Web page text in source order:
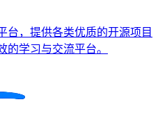
台，提供各类优质的开源项目
学习与交流平台。